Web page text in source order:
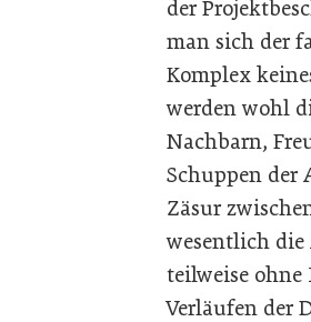
der
man sich der
Komplex
werden wohl
Nachbarn,
Schuppen der
Zäsur
wesentlich die
teilweise
Verläufen der